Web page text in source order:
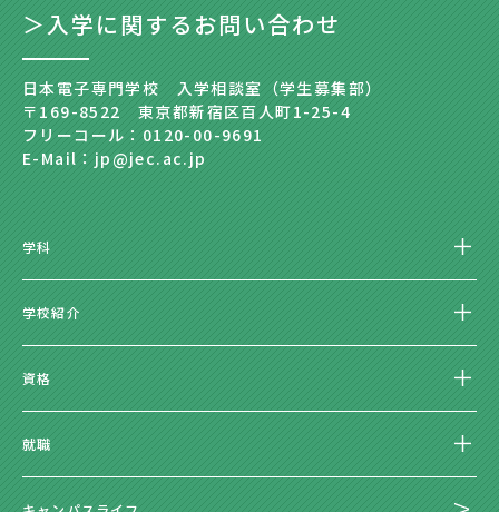
＞入学に関するお問い合わせ
日本電子専門学校 入学相談室（学生募集部）
〒169-8522 東京都新宿区百人町1-25-4
フリーコール：0120-00-9691
E-Mail：jp@jec.ac.jp
学科
学校紹介
資格
就職